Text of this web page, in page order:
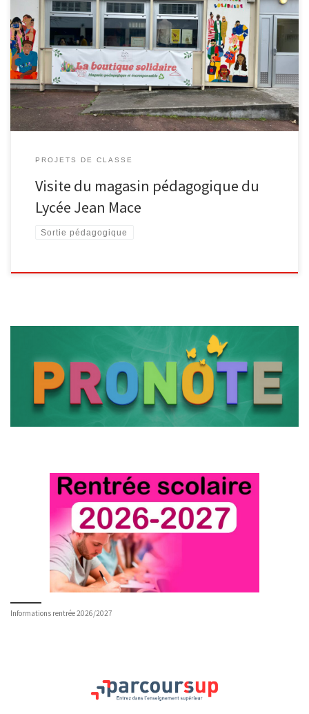
[…]
PROJETS DE CLASSE
Visite du magasin pédagogique du
Lycée Jean Mace
Sortie pédagogique
Informations rentrée 2026/2027